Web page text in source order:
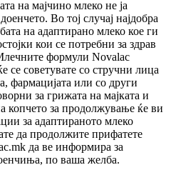
на мајчино млеко не ја
Во тој случај најдобра
на адаптирано млеко кое ги
кои се потребни за здрав
формули Novalac
се советувате со стручни лица
фармацијата или со други
за грижата на мајката и
копчето за продолжување ќе ви
за адаптираното млеко
да продолжите прифатете
да ве информира за
по ваша желба.